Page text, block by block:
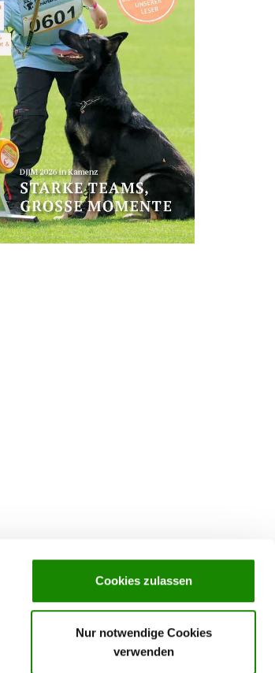
Cookies zulassen
Nur notwendige Cookies
verwenden